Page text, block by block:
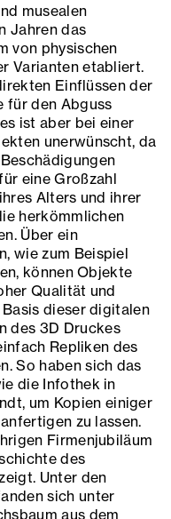
musealen
Jahren das
von physischen
Varianten etabliert.
Einflüssen der
für den Abguss
ist aber bei einer
unerwünscht, da
eine Großzahl
Alters und ihrer
herkömmlichen
Über ein
wie zum Beispiel
können Objekte
Qualität und
dieser digitalen
des 3D Druckes
Repliken des
So haben sich das
die Infothek in
um Kopien einiger
zu lassen.
Firmenjubiläum
des
Unter den
sich unter
aus dem